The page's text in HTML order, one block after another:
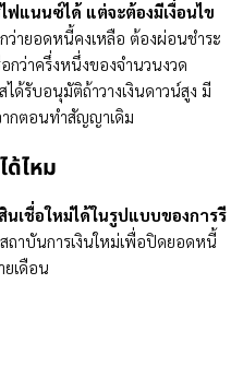
แนนซ์ได้ แต่จะต้องมีเงื่อนไข
ว่ายอดหนี้คงเหลือ ต้องผ่อนชำระ
กว่าครึ่งหนึ่งของจำนวนงวด
ด้รับอนุมัติถ้าวางเงินดาวน์สูง มี
ากตอนทำสัญญาเดิม
ไหม
นเชื่อใหม่ได้ในรูปแบบของการรี
ถาบันการเงินใหม่เพื่อปิดยอดหนี้
ยเดือน